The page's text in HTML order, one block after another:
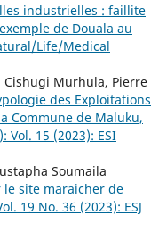
industrielles : faillite
de Douala au
Life/Medical
Cishugi Murhula, Pierre
des Exploitations
Commune de Maluku,
Vol. 15 (2023): ESI
Soumaila
le site maraicher de
19 No. 36 (2023): ESJ